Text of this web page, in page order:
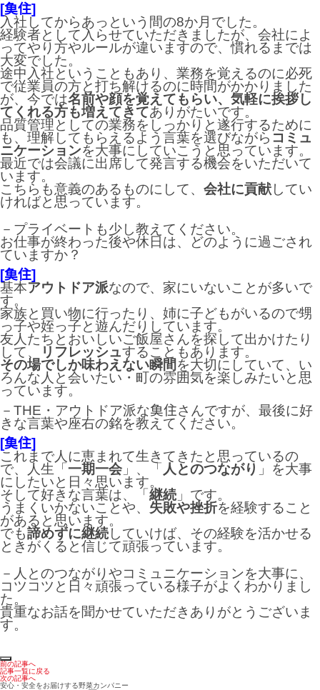
[𩵋住]
入社してからあっという間の8か月でした。
経験者として入らせていただきましたが、会社によ
ってやり方やルールが違いますので、慣れるまでは
大変でした。
途中入社ということもあり、業務を覚えるのに必死
で従業員の方と打ち解けるのに時間がかかりました
が、今では名前や顔を覚えてもらい、気軽に挨拶し
てくれる方も増えてきてありがたいです。
品質管理としての業務をしっかりと遂行するために
も、理解してもらえるよう言葉を選びながら コミュ
ニケーションを大事にしていこうと思っています。
最近では会議に出席して発言する機会をいただいて
います。
こちらも意義のあるものにして、 会社に貢献してい
ければと思っています。
－プライベートも少し教えてください。
お仕事が終わった後や休日は、どのように過ごされ
ていますか？
[𩵋住]
基本アウトドア派なので、家にいないことが多いで
す。
家族と買い物に行ったり、姉に子どもがいるので甥
っ子や姪っ子と遊んだりしています。
友人たちとおいしいご飯屋さんを探して出かけたり
して、
リフレッシュすることもあります。
その場でしか味わえない瞬間を大切にしていて、い
ろんな人と会いたい・町の雰囲気を楽しみたいと思
っています。
－THE・アウトドア派な𩵋住さんですが、最後に好
きな言葉や座右の銘を教えてください。
[𩵋住]
これまで人に恵まれて生きてきたと思っているの
で、人生「 一期一会 」、「 人とのつながり 」を大事
にしたいと日々思います。
そして好きな言葉は、「 継続 」です。
うまくいかないことや、 失敗や挫折を経験すること
があると思います。
でも諦めずに継続していけば、その経験を活かせる
ときがくると信じて頑張っています。
－人とのつながりやコミュニケーションを大事に、
コツコツと日々頑張っている様子がよくわかりまし
た。
貴重なお話を聞かせていただきありがとうございま
す。
前の記事へ
記事一覧に戻る
次の記事へ
安心・安全をお届けする野菜カンパニー